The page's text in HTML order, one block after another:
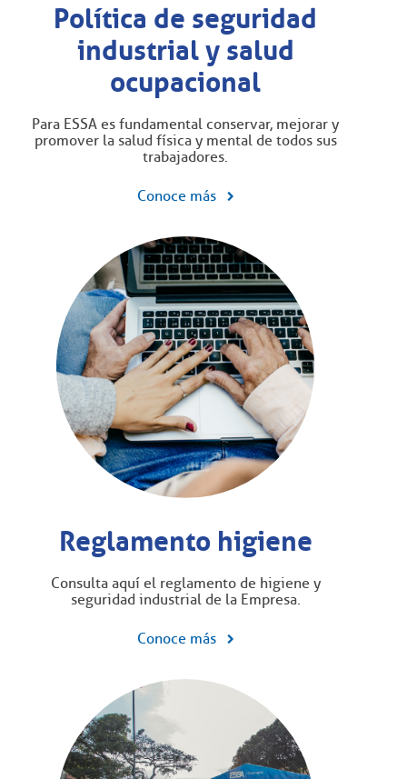
Política de seguridad
industrial y salud
ocupacional
Para ESSA es fundamental conservar, mejorar y
promover la salud física y mental de todos sus
trabajadores.
Conoce más
Reglamento higiene
Consulta aquí el reglamento de higiene y
seguridad industrial de la Empresa.
Conoce más